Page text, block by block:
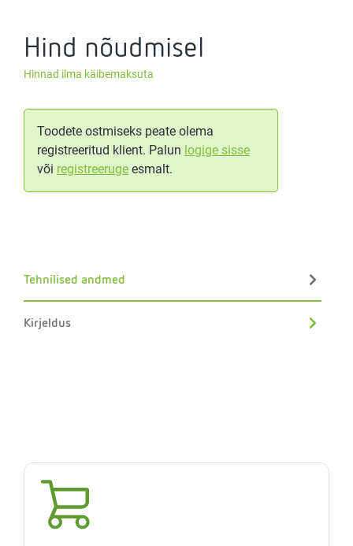
Hind nõudmisel
Hinnad ilma käibemaksuta
Toodete ostmiseks peate olema
registreeritud klient. Palun logige sisse
või registreeruge esmalt.
Tehnilised andmed
Kirjeldus